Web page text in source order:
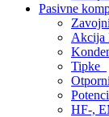
Pasivne
Akcija
Tipke
HF-,